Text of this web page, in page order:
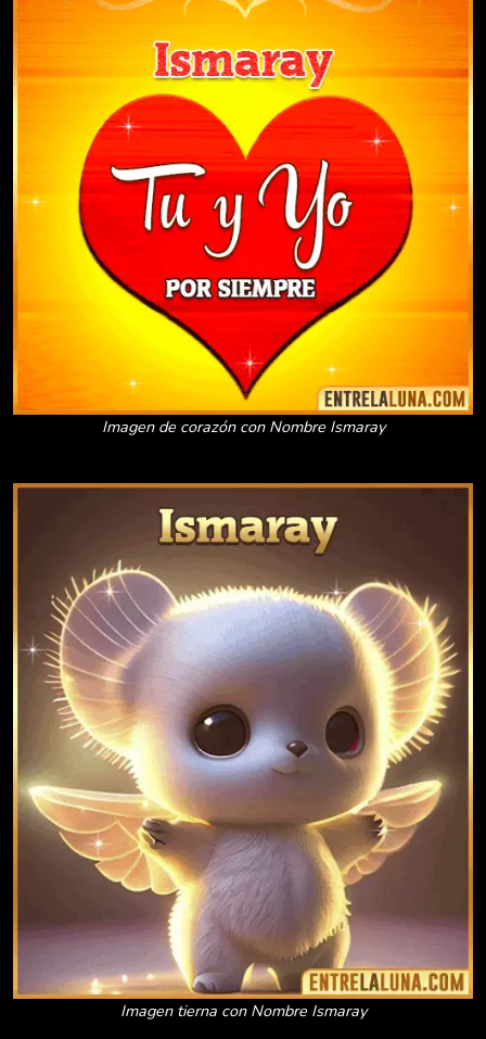
Imagen de corazón con Nombre Ismaray
Imagen tierna con Nombre Ismaray